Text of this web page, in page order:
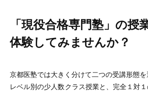
「現役合格専門塾」の授
体験してみませんか？
京都医塾では大きく分けて二つの受講形態を
レベル別の少人数クラス授業と、完全１対